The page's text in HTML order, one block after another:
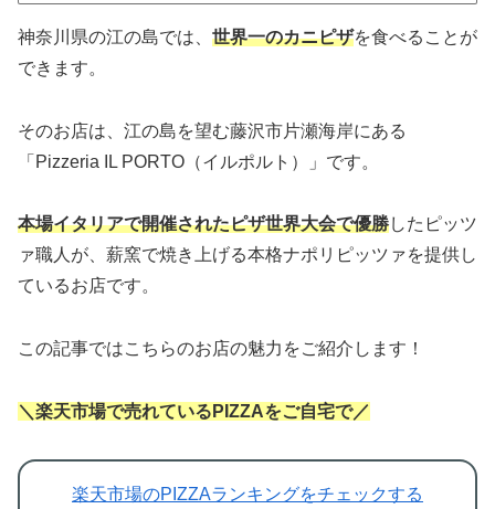
神奈川県の江の島では、 世界一のカニピザを食べることが
できます。
そのお店は、江の島を望む藤沢市片瀬海岸にある
「Pizzeria IL PORTO（イルポルト）」です。
本場イタリアで開催されたピザ世界大会で優勝したピッツ
ァ職人が、薪窯で焼き上げる本格ナポリピッツァを提供し
ているお店です。
この記事ではこちらのお店の魅力をご紹介します！
＼楽天市場で売れているPIZZAをご自宅で／
楽天市場のPIZZAランキングをチェックする